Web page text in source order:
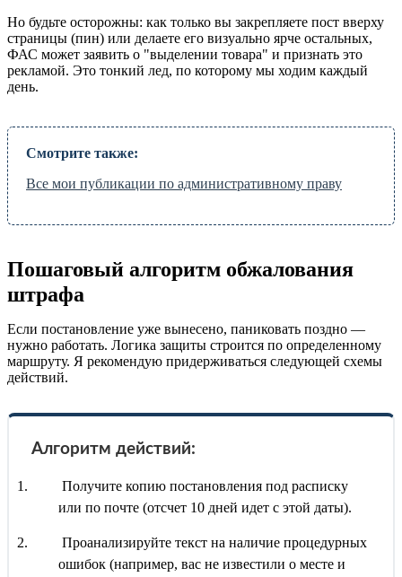
Но будьте осторожны: как только вы закрепляете пост вверху
страницы (пин) или делаете его визуально ярче остальных,
ФАС может заявить о "выделении товара" и признать это
рекламой. Это тонкий лед, по которому мы ходим каждый
день.
Смотрите также:
Все мои публикации по административному праву
Пошаговый алгоритм обжалования
штрафа
Если постановление уже вынесено, паниковать поздно —
нужно работать. Логика защиты строится по определенному
маршруту. Я рекомендую придерживаться следующей схемы
действий.
Алгоритм действий:
Получите копию постановления под расписку
или по почте (отсчет 10 дней идет с этой даты).
Проанализируйте текст на наличие процедурных
ошибок (например, вас не известили о месте и